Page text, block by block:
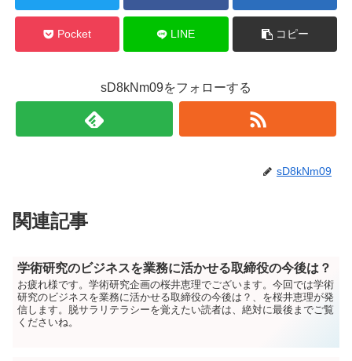
Pocket LINE コピー
sD8kNm09をフォローする
sD8kNm09
関連記事
学術研究のビジネスを業務に活かせる取締役の今後は？
お疲れ様です。学術研究企画の桜井恵理でございます。今回では学術
研究のビジネスを業務に活かせる取締役の今後は？、を桜井恵理が発
信します。脱サラリテラシーを覚えたい読者は、絶対に最後までご覧
くださいね。